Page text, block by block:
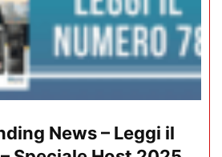
News – Leggi il